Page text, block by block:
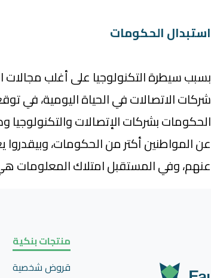
استبدال الحكومات
بسبب سيطرة التكنولوجيا على أغلب مجالات
شركات الاتصالات في الحياة اليومية، في
الحكومات بشركات الإتصالات
عن المواطنين أكتر من الحكومات،
عنهم، وفي المستقبل امتلاك المعلومات
منتجات بنكية
قروض شخصية